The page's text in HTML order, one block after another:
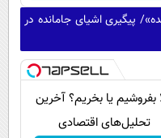
پیگیری اشیای جامانده در
بفروشیم یا بخریم؟ آخرین
تحلیل‌های اقتصادی